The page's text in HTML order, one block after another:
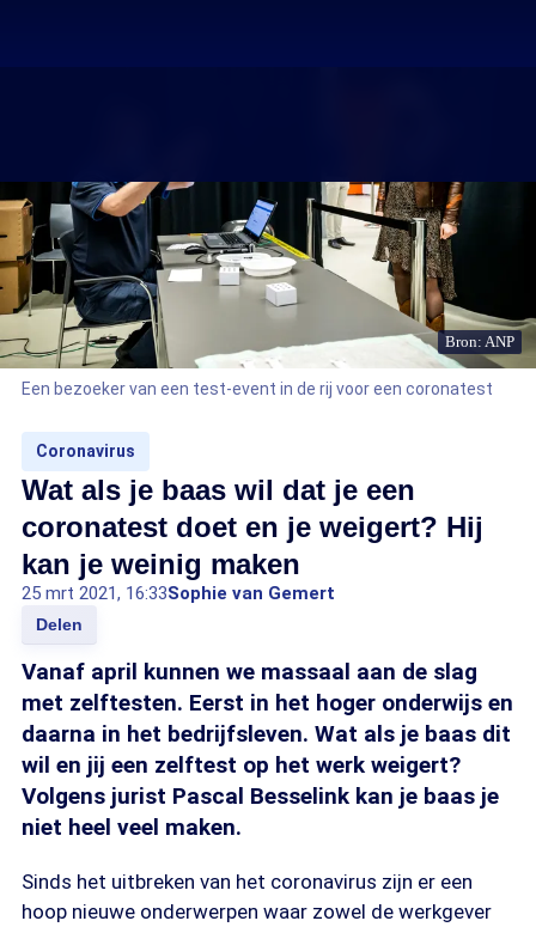
Bron: ANP
Een bezoeker van een test-event in de rij voor een coronatest
Coronavirus
Wat als je baas wil dat je een
coronatest doet en je weigert? Hij
kan je weinig maken
25 mrt 2021, 16:33Sophie van Gemert
Delen
Vanaf april kunnen we massaal aan de slag
met zelftesten. Eerst in het hoger onderwijs en
daarna in het bedrijfsleven. Wat als je baas dit
wil en jij een zelftest op het werk weigert?
Volgens jurist Pascal Besselink kan je baas je
niet heel veel maken.
Sinds het uitbreken van het coronavirus zijn er een
hoop nieuwe onderwerpen waar zowel de werkgever